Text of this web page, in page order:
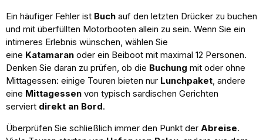
Ein häufiger Fehler ist Buch auf den letzten Drücker zu buchen
und mit überfüllten Motorbooten allein zu sein. Wenn Sie ein
intimeres Erlebnis wünschen, wählen Sie
eine Katamaran oder ein Beiboot mit maximal 12 Personen.
Denken Sie daran zu prüfen, ob die Buchung mit oder ohne
Mittagessen: einige Touren bieten nur Lunchpaket, andere
eine Mittagessen von typisch sardischen Gerichten
serviert direkt an Bord.
Überprüfen Sie schließlich immer den Punkt der Abreise.